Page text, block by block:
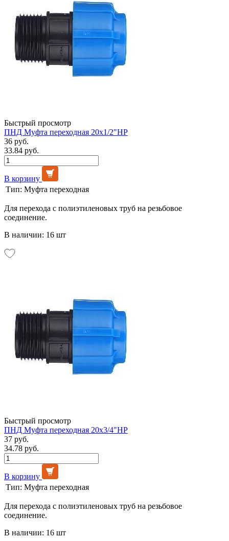
Быстрый просмотр
ПНД Муфта переходная 20х1/2"НР
36 руб.
33.84 руб.
В корзину
Тип: Муфта переходная
Для перехода с полиэтиленовых труб на резьбовое
соединение.
В наличии: 16 шт
Быстрый просмотр
ПНД Муфта переходная 20х3/4"НР
37 руб.
34.78 руб.
В корзину
Тип: Муфта переходная
Для перехода с полиэтиленовых труб на резьбовое
соединение.
В наличии: 16 шт